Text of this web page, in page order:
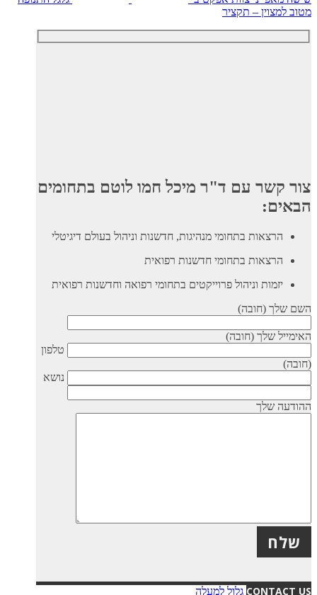
מטוב למצוין – תקציר
צור קשר עם ד"ר מיכל חמו לוטם בתחומים
הבאים:
הרצאות בתחומי מנהיגות, חדשנות וניהול בעולם דיגיטלי
הרצאות בתחומי חדשנות רפואית
יזמות וניהול פרוייקטים בתחומי רפואה וחדשנות רפואית
השם שלך (חובה)
האימייל שלך (חובה)
טלפון
(חובה)
נושא
ההודעה שלך
CONTACT US גלול למעלה